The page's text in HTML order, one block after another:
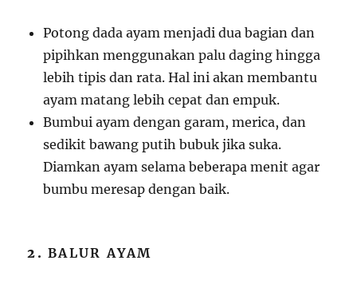
Potong dada ayam menjadi dua bagian dan
pipihkan menggunakan palu daging hingga
lebih tipis dan rata. Hal ini akan membantu
ayam matang lebih cepat dan empuk.
Bumbui ayam dengan garam, merica, dan
sedikit bawang putih bubuk jika suka.
Diamkan ayam selama beberapa menit agar
bumbu meresap dengan baik.
2.BALUR AYAM